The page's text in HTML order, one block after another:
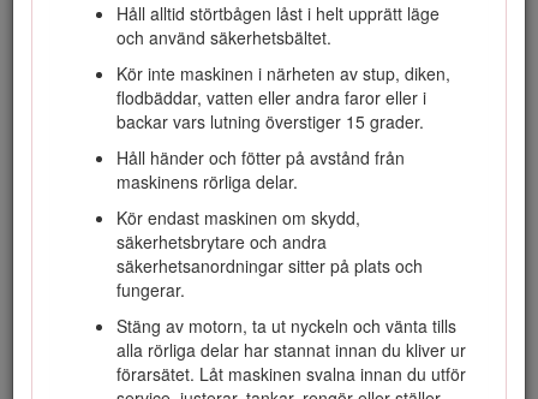
Håll alltid störtbågen låst i helt upprätt läge
och använd säkerhetsbältet.
Kör inte maskinen i närheten av stup, diken,
flodbäddar, vatten eller andra faror eller i
backar vars lutning överstiger 15 grader.
Håll händer och fötter på avstånd från
maskinens rörliga delar.
Kör endast maskinen om skydd,
säkerhetsbrytare och andra
säkerhetsanordningar sitter på plats och
fungerar.
Stäng av motorn, ta ut nyckeln och vänta tills
alla rörliga delar har stannat innan du kliver ur
förarsätet. Låt maskinen svalna innan du utför
eller ytterligare information. Figur1 visar var på produkten
modell- och serienumren sitter. Skriv numren i det tomma
utrymmet.
Important: Skanna rutkoden på serienummerdekalen (i
förekommande fall) med en mobil enhet för att få
tillgång till information om garanti, reservdelar och